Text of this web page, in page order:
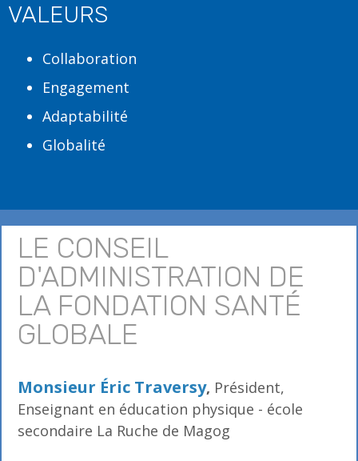
VALEURS
Collaboration
Engagement
Adaptabilité
Globalité
LE CONSEIL
D'ADMINISTRATION DE
LA FONDATION SANTÉ
GLOBALE
Monsieur Éric Traversy, Président,
Enseignant en éducation physique - école
secondaire La Ruche de Magog